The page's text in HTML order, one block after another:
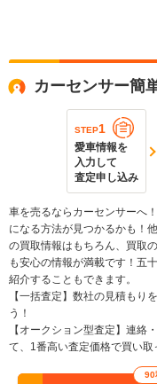
カーセンサー簡
STEP1
愛車情報を
入力して
査定申し込み
車を売るならカーセンサーへ
になる方法が見つかるかも！
の買取情報はもちろん、買取
も安心の情報が満載です！五
紹介することもできます。
【一括査定】数社の見積もり
う！
【オークション型査定】連絡
て、1番高い査定価格で買い取
90